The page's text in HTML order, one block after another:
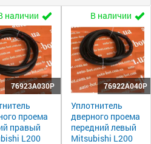
наличии
76923A030P
проема
правый
L200
В наличии
76922A040P
Уплотнитель
дверного проема
передний левый
Mitsubishi L200